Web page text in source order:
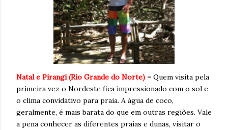
Natal e Pirangi (Rio Grande do Norte) – Quem visita pela
primeira vez o Nordeste fica impressionado com o sol e
o clima convidativo para praia. A água de coco,
geralmente, é mais barata do que em outras regiões. Vale
a pena conhecer as diferentes praias e dunas, visitar o